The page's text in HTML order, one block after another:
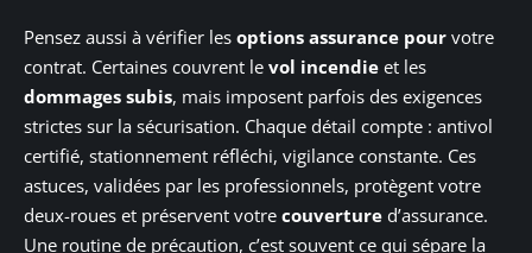
Pensez aussi à vérifier les options assurance pour votre
contrat. Certaines couvrent le vol incendie et les
dommages subis, mais imposent parfois des exigences
strictes sur la sécurisation. Chaque détail compte : antivol
certifié, stationnement réfléchi, vigilance constante. Ces
astuces, validées par les professionnels, protègent votre
deux-roues et préservent votre couverture d’assurance.
Une routine de précaution, c’est souvent ce qui sépare la